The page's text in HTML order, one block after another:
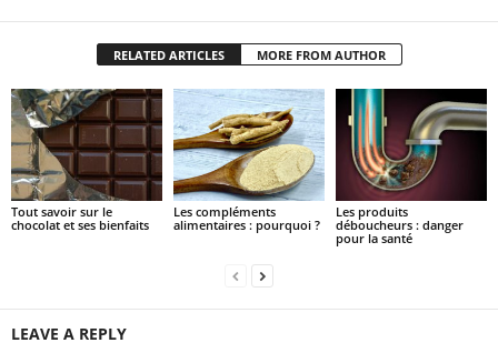
RELATED ARTICLES MORE FROM AUTHOR
Tout savoir sur le
chocolat et ses bienfaits
Les compléments
alimentaires : pourquoi ?
Les produits
déboucheurs : danger
pour la santé
LEAVE A REPLY